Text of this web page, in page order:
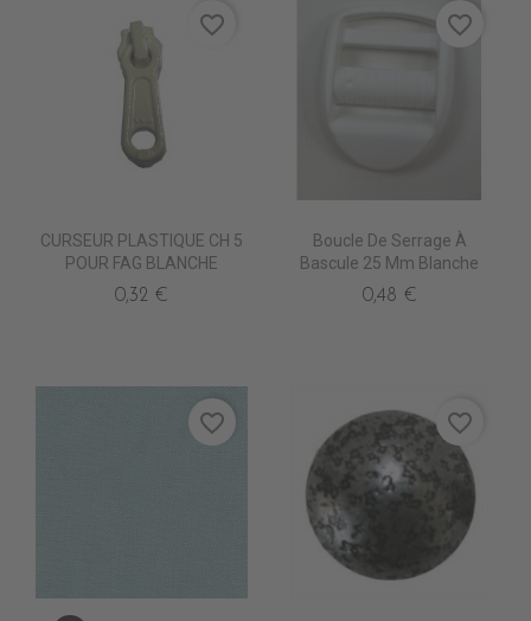
CURSEUR PLASTIQUE CH 5
POUR FAG BLANCHE
0,32 €
favorite_border
Boucle De Serrage À
Bascule 25 Mm Blanche
0,48 €
favorite_border
favorite_border favorite_border